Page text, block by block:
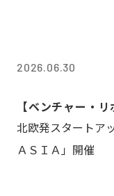
2026.06.30
【ベンチャー・リ
北欧発スタートア
ＡＳＩＡ」開催